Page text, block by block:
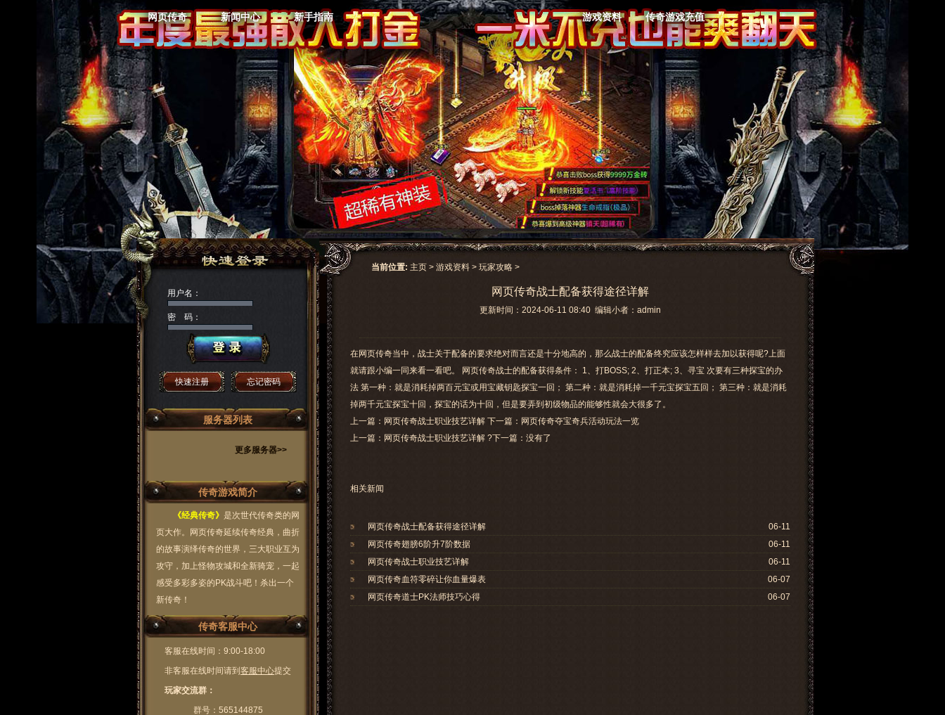
网页传奇 新闻中心 新手指南 游戏资料 传奇游戏充值
当前位置: 主页 > 游戏资料 > 玩家攻略 >
网页传奇战士配备获得途径详解
更新时间：2024-06-11 08:40 编辑小者：admin
在网页传奇当中，战士关于配备的要求绝对而言还是十分地高的，那么战士的配备终究应该怎样样去加以获得呢?上面
就请跟小编一同来看一看吧。 网页传奇战士的配备获得条件： 1、打BOSS; 2、打正本; 3、寻宝 次要有三种探宝的办
法 第一种：就是消耗掉两百元宝或用宝藏钥匙探宝一回； 第二种：就是消耗掉一千元宝探宝五回； 第三种：就是消耗
掉两千元宝探宝十回，探宝的话为十回，但是要弄到初级物品的能够性就会大很多了。
上一篇：网页传奇战士职业技艺详解 下一篇：网页传奇夺宝奇兵活动玩法一览
上一篇： 网页传奇战士职业技艺详解 ?下一篇：没有了
相关新闻
06-11
网页传奇战士配备获得途径详解
06-11
网页传奇翅膀6阶升7阶数据
06-11
网页传奇战士职业技艺详解
06-07
网页传奇血符零碎让你血量爆表
06-07
网页传奇道士PK法师技巧心得
用户名：
密 码：
快速注册 忘记密码
服务器列表
更多服务器>>
传奇游戏简介
《经典传奇》 是次世代传奇类的网
页大作。网页传奇延续传奇经典，曲折
的故事演绎传奇的世界，三大职业互为
攻守，加上怪物攻城和全新骑宠，一起
感受多彩多姿的PK战斗吧！杀出一个
新传奇！
传奇客服中心
客服在线时间：9:00-18:00
非客服在线时间请到 客服中心提交
玩家交流群：
群号：565144875